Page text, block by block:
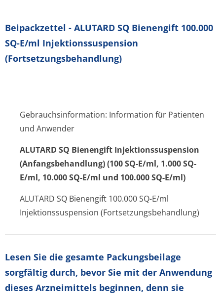
Beipackzettel - ALUTARD SQ Bienengift 100.000
SQ-E/ml Injektionssuspension
(Fortsetzungsbehandlung)
Gebrauchsinformation: Information für Patienten
und Anwender
ALUTARD SQ Bienengift Injektionssus­pension
(Anfangsbehandlung) (100 SQ-E/ml, 1.000 SQ-
E/ml, 10.000 SQ-E/ml und 100.000 SQ-E/ml)
ALUTARD SQ Bienengift 100.000 SQ-E/ml
Injektionssuspension (Fortsetzungsbehandlung)
Lesen Sie die gesamte Packungsbeilage
sorgfältig durch, bevor Sie mit der Anwendung
dieses Arzneimittels beginnen, denn sie